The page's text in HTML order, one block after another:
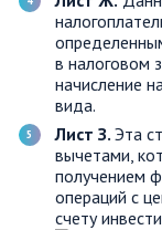
в налоговом
начисление
вида.
Лист З. Эта
вычетами,
получением
операций с
счету